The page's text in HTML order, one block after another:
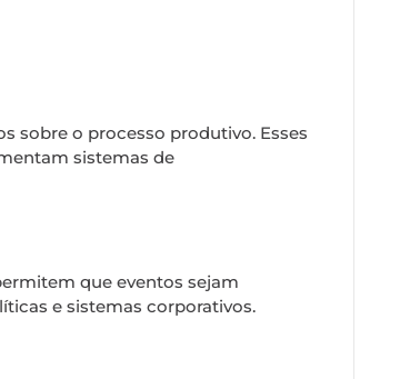
sobre o processo produtivo. Esses
sistemas de
que eventos sejam
e sistemas corporativos.